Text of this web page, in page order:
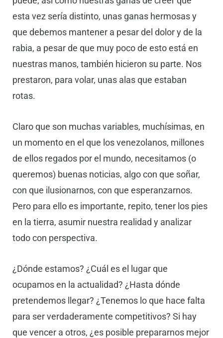
esta vez sería distinto, unas ganas hermosas y
que debemos mantener a pesar del dolor y de la
rabia, a pesar de que muy poco de esto está en
nuestras manos, también hicieron su parte. Nos
prestaron, para volar, unas alas que estaban
rotas.
Claro que son muchas variables, muchísimas, en
un momento en el que los venezolanos, millones
de ellos regados por el mundo, necesitamos (o
queremos) buenas noticias, algo con que soñar,
con que ilusionarnos, con que esperanzarnos.
Pero para ello es importante, repito, tener los pies
en la tierra, asumir nuestra realidad y analizar
todo con perspectiva.
¿Dónde estamos? ¿Cuál es el lugar que
ocupamos en la actualidad? ¿Hasta dónde
pretendemos llegar? ¿Tenemos lo que hace falta
para ser verdaderamente competitivos? Si hay
que vencer a otros, ¿es posible prepararnos mejor